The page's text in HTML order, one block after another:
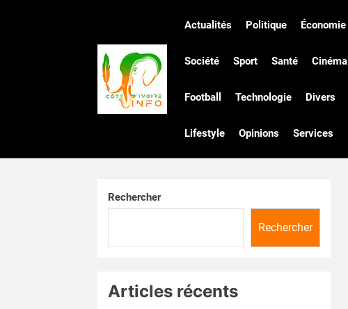
Côte
d'Ivoire
Infos
Actualités Politique Économie
Société Sport Santé Cinéma
Football Technologie Divers
Lifestyle Opinions Services
Rechercher
Rechercher
Articles récents